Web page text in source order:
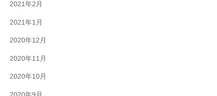
2021年2月
2021年1月
2020年12月
2020年11月
2020年10月